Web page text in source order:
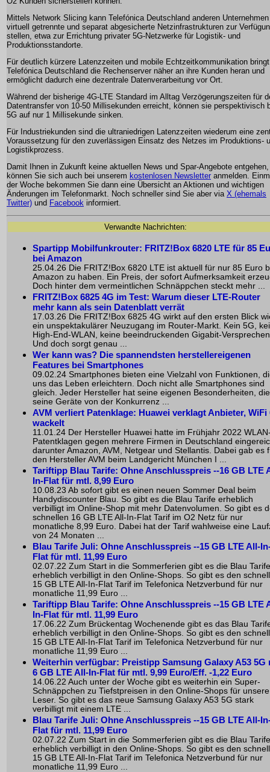
Mittels Network Slicing kann Telefónica Deutschland anderen Unternehmen
virtuell getrennte und separat abgesicherte Netzinfrastrukturen zur
stellen, etwa zur Errichtung privater 5G-Netzwerke für Logistik- und
Produktionsstandorte.
Für deutlich kürzere Latenzzeiten und mobile Echtzeitkommunikation bringt
Telefónica Deutschland die Rechenserver näher an ihre Kunden heran und
ermöglicht dadurch eine dezentrale Datenverarbeitung vor Ort.
Während der bisherige 4G-LTE Standard im Alltag Verzögerungszeiten für
Datentransfer von 10-50 Millisekunden erreicht, können sie perspektivisch
5G auf nur 1 Millisekunde sinken.
Für Industriekunden sind die ultraniedrigen Latenzzeiten wiederum eine
Voraussetzung für den zuverlässigen Einsatz des Netzes im Produktions-
Logistikprozess.
Damit Ihnen in Zukunft keine aktuellen News und Spar-Angebote entgehen,
können Sie sich auch bei unserem kostenlosen Newsletter anmelden.
der Woche bekommen Sie dann eine Übersicht an Aktionen und wichtigen
Änderungen im Telefonmarkt. Noch schneller sind Sie aber via X (ehemals
Twitter) und Facebook informiert.
Verwandte Nachrichten:
Spartipp Mobilfunkrouter: FRITZ!Box 6820 LTE für 85
bei Amazon
25.04.26 Die FRITZ!Box 6820 LTE ist aktuell für nur 85 Euro
Amazon zu haben. Ein Preis, der sofort Aufmerksamkeit
Doch hinter dem vermeintlichen Schnäppchen steckt mehr ...
FRITZ!Box 6825 4G im Test: Warum dieser LTE-Router
mehr kann als sein Datenblatt verrät
17.03.26 Die FRITZ!Box 6825 4G wirkt auf den ersten Blick
ein unspektakulärer Neuzugang im Router-Markt. Kein 5G,
High-End-WLAN, keine beeindruckenden Gigabit-
Und doch sorgt genau ...
Wer kann was? Die spannendsten herstellereigenen
Features bei Smartphones
09.02.24 Smartphones bieten eine Vielzahl von Funktionen,
uns das Leben erleichtern. Doch nicht alle Smartphones sind
gleich. Jeder Hersteller hat seine eigenen Besonderheiten, die
seine Geräte von der Konkurrenz ...
AVM verliert Patenklage: Huawei verklagt Anbieter, WiFi
wackelt
11.01.24 Der Hersteller Huawei hatte im Frühjahr 2022
Patentklagen gegen mehrere Firmen in Deutschland
darunter Amazon, AVM, Netgear und Stellantis. Dabei gab es
den Hersteller AVM beim Landgericht München I ...
Tariftipp Blau Tarife: Ohne Anschlusspreis --16 GB LTE
In-Flat für mtl. 8,99 Euro
10.08.23 Ab sofort gibt es einen neuen Sommer Deal beim
Handydiscounter Blau. So gibt es die Blau Tarife erheblich
verbilligt im Online-Shop mit mehr Datenvolumen. So gibt es
schnellen 16 GB LTE All-In-Flat Tarif im O2 Netz für nur
monatliche 8,99 Euro. Dabei hat der Tarif wahlweise eine
von 24 Monaten ...
Blau Tarife Juli: Ohne Anschlusspreis --15 GB LTE All-
Flat für mtl. 11,99 Euro
02.07.22 Zum Start in die Sommerferien gibt es die Blau Tarife
erheblich verbilligt in den Online-Shops. So gibt es den
15 GB LTE All-In-Flat Tarif im Telefonica Netzverbund für nur
monatliche 11,99 Euro ...
Tariftipp Blau Tarife: Ohne Anschlusspreis --15 GB LTE
In-Flat für mtl. 11,99 Euro
17.06.22 Zum Brückentag Wochenende gibt es das Blau
erheblich verbilligt in den Online-Shops. So gibt es den
15 GB LTE All-In-Flat Tarif im Telefonica Netzverbund für nur
monatliche 11,99 Euro ...
Weiterhin verfügbar: Preistipp Samsung Galaxy A53 5G
6 GB LTE All-In-Flat für mtl. 9,99 Euro/Eff. -1,22 Euro
14.06.22 Auch unter der Woche gibt es weiterhin ein Super-
Schnäppchen zu Tiefstpreisen in den Online-Shops für unsere
Leser. So gibt es das neue Samsung Galaxy A53 5G stark
verbilligt mit einem LTE ...
Blau Tarife Juli: Ohne Anschlusspreis --15 GB LTE All-
Flat für mtl. 11,99 Euro
02.07.22 Zum Start in die Sommerferien gibt es die Blau Tarife
erheblich verbilligt in den Online-Shops. So gibt es den
15 GB LTE All-In-Flat Tarif im Telefonica Netzverbund für nur
monatliche 11,99 Euro ...